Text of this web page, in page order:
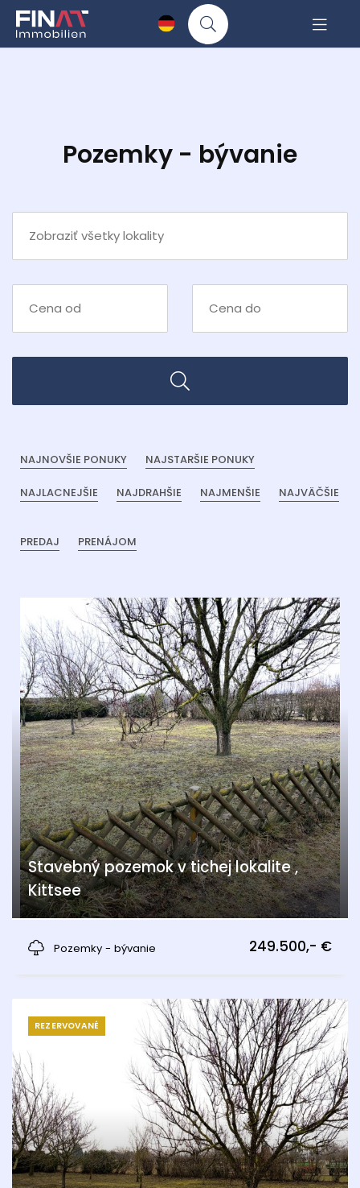
Pozemky - bývanie
NAJNOVŠIE PONUKY NAJSTARŠIE PONUKY
NAJLACNEJŠIE NAJDRAHŠIE NAJMENŠIE NAJVÄČŠIE
PREDAJ PRENÁJOM
Stavebný pozemok v tichej lokalite ,
Kittsee
Pozemky - bývanie
249.500,- €
REZERVOVANÉ